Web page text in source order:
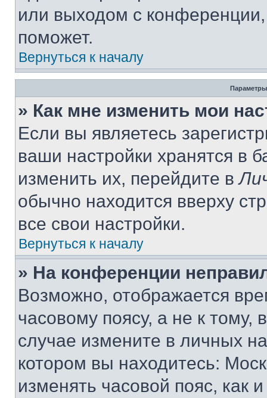
или выходом с
поможет.
Вернуться к началу
Параметры
» Как мне изменить мои
Если вы являетесь
ваши настройки хранятся в
изменить их, перейдите в
обычно находится вверху
все свои настройки.
Вернуться к началу
» На конференции
Возможно, отображается
часовому поясу, а не к тому,
случае измените в личных
котором вы находитесь:
изменять часовой пояс, как